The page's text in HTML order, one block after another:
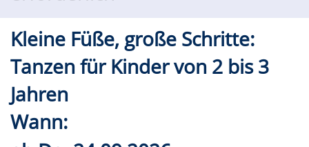
Kleine Füße, große Schritte:
Tanzen für Kinder von 2 bis 3
Jahren
Wann: